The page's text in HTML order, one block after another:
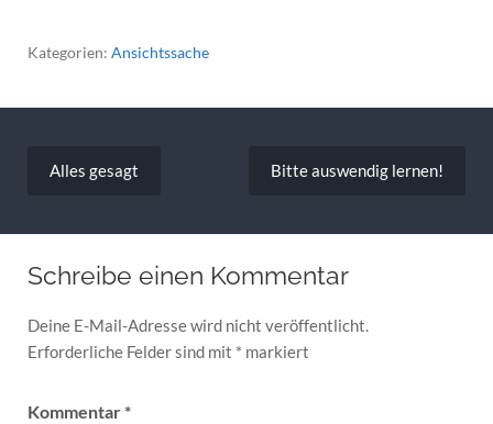
Kategorien: Ansichtssache
Alles gesagt Bitte auswendig lernen!
Schreibe einen Kommentar
Deine E-Mail-Adresse wird nicht veröffentlicht.
Erforderliche Felder sind mit * markiert
Kommentar*